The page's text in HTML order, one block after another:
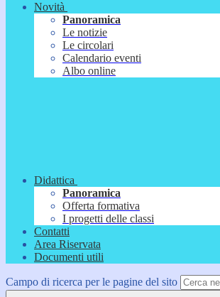
Novità
Panoramica
Le notizie
Le circolari
Calendario eventi
Albo online
Didattica
Panoramica
Offerta formativa
I progetti delle classi
Contatti
Area Riservata
Documenti utili
Campo di ricerca per le pagine del sito